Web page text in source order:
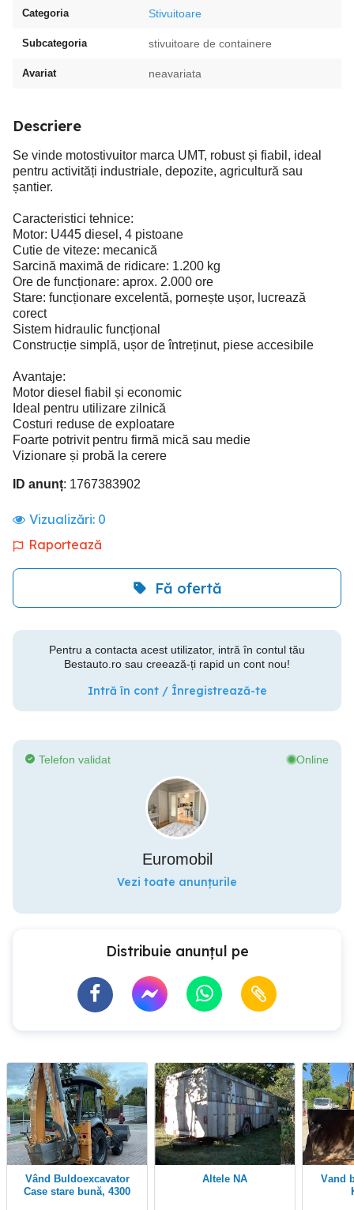
Categoria Stivuitoare
Subcategoria stivuitoare de containere
Avariat neavariata
Descriere
Se vinde motostivuitor marca UMT, robust și fiabil, ideal
pentru activități industriale, depozite, agricultură sau
șantier.
Caracteristici tehnice:
Motor: U445 diesel, 4 pistoane
Cutie de viteze: mecanică
Sarcină maximă de ridicare: 1.200 kg
Ore de funcționare: aprox. 2.000 ore
Stare: funcționare excelentă, pornește ușor, lucrează
corect
Sistem hidraulic funcțional
Construcție simplă, ușor de întreținut, piese accesibile
Avantaje:
Motor diesel fiabil și economic
Ideal pentru utilizare zilnică
Costuri reduse de exploatare
Foarte potrivit pentru firmă mică sau medie
Vizionare și probă la cerere
ID anunț: 1767383902
Vizualizări: 0
Raportează
Fă ofertă
Pentru a contacta acest utilizator, intră în contul tău
Bestauto.ro sau creează-ți rapid un cont nou!
Intră în cont / Înregistrează-te
Telefon validat Online
Euromobil
Vezi toate anunțurile
Distribuie anunțul pe
Vând Buldoexcavator
Case stare bună, 4300
Altele NA
Vand buldoexcavator